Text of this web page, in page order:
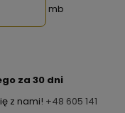
mb
za 30 dni
z nami! +48 605 141